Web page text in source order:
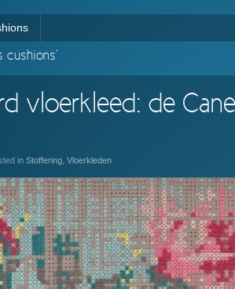
vloerkleed: de
in Stoffering Vloerkleden